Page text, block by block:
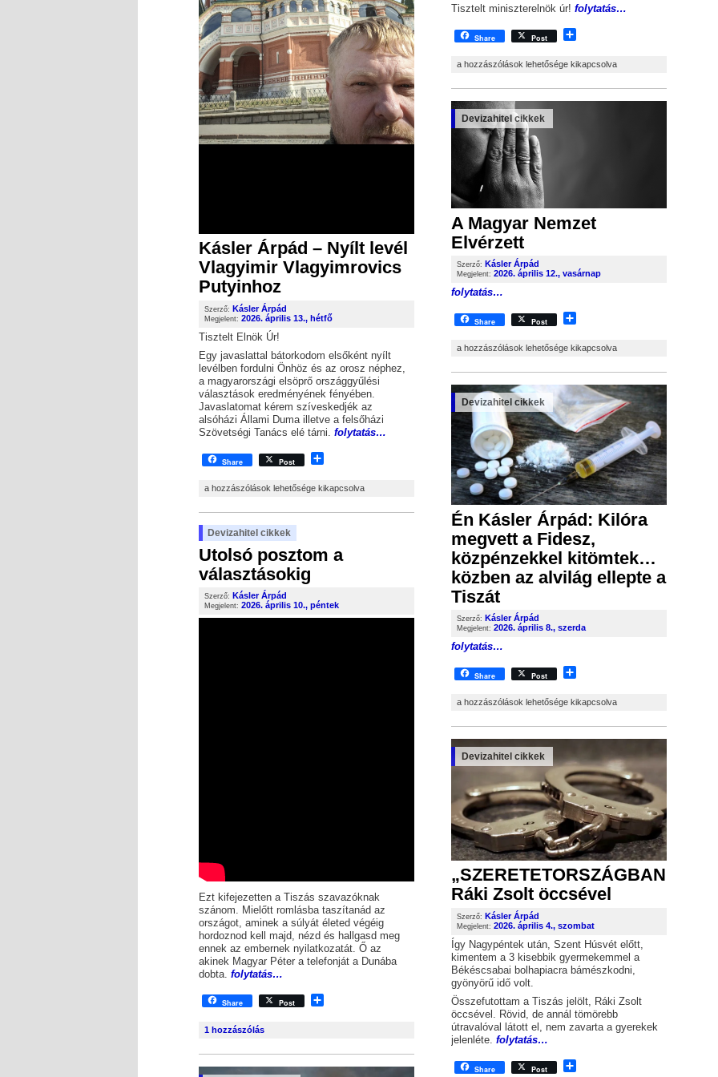
Kásler Árpád – Nyílt levél
Vlagyimir Vlagyimrovics
Putyinhoz
Szerző: Kásler Árpád
Megjelent: 2026. április 13., hétfő
Tisztelt Elnök Úr!
Egy javaslattal bátorkodom elsőként nyílt
levélben fordulni Önhöz és az orosz néphez,
a magyarországi elsöprő országgyűlési
választások eredményének fényében.
Javaslatomat kérem szíveskedjék az
alsóházi Állami Duma illetve a felsőházi
Szövetségi Tanács elé tárni. folytatás…
Share Post
Kásler Árpád – Nyílt levél Vlagyimir Vlagyimrovics Putyinhoz bejegyzéshez
a hozzászólások lehetősége kikapcsolva
Devizahitel cikkek
Utolsó posztom a
választásokig
Szerző: Kásler Árpád
Megjelent: 2026. április 10., péntek
Ezt kifejezetten a Tiszás szavazóknak
szánom. Mielőtt romlásba taszítanád az
országot, aminek a súlyát életed végéig
hordoznod kell majd, nézd és hallgasd meg
ennek az embernek nyilatkozatát. Ő az
akinek Magyar Péter a telefonját a Dunába
dobta. folytatás…
Share Post
1 hozzászólás
Tisztelt miniszterelnök úr!folytatás…
Share Post
Kásler Árpád- Nyílt levél Orbán Viktorhoz, minden FIDESZ
a hozzászólások lehetősége kikapcsolva
Devizahitel cikkek
A Magyar Nemzet
Elvérzett
Szerző: Kásler Árpád
Megjelent:2026. április 12., vasárnap
folytatás…
Share Post
A Magyar Nemzet Elvérzett bejegyzéshez
a hozzászólások lehetősége kikapcsolva
Devizahitel cikkek
Én Kásler Árpád: Kilóra
megvett a Fidesz,
közpénzekkel kitömtek…
közben az alvilág ellepte a
Tiszát
Szerző: Kásler Árpád
Megjelent:2026. április 8., szerda
folytatás…
Share Post
Én Kásler Árpád: Kilóra megvett a Fidesz, közpénzekkel
a hozzászólások lehetősége kikapcsolva
Devizahitel cikkek
„SZERETETORSZÁGBAN”
Ráki Zsolt öccsével
Szerző: Kásler Árpád
Megjelent:2026. április 4., szombat
Így Nagypéntek után, Szent Húsvét előtt,
kimentem a 3 kisebbik gyermekemmel a
Békéscsabai bolhapiacra bámészkodni,
gyönyörű idő volt.
Összefutottam a Tiszás jelölt, Ráki Zsolt
öccsével. Rövid, de annál tömörebb
útravalóval látott el, nem zavarta a gyerekek
jelenléte.folytatás…
Share Post